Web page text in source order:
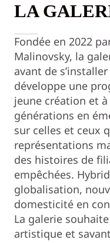
LA
Fondée en 2022
Malinovsky, la
avant de
développe une
jeune création et
générations en
sur celles et ceux
représentations
des histoires de
empêchées.
globalisation,
domesticité en
La galerie
artistique et